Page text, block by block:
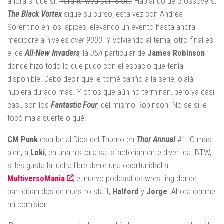
The Black Vortexsigue su curso, esta vez con Andrea
Sorentino en los lápices, elevando un evento hasta ahora
mediocre a niveles over 9000 . Y volviendo al tema, otro final es
el de All-New Invaders, la JSA particular de James Robinson
donde hizo todo lo que pudo con el espacio que tenía
disponible. Debo decir que le tomé cariño a la serie, ojalá
hubiera durado más. Y otros que aún no terminan, pero ya casi
casi, son los Fantastic Four, del mismo Robinson. No sé si le
tocó mala suerte o qué.
CM Punk escribe al Dios del Trueno en Thor Annual#1. O más
bien, a Loki, en una historia satisfactoriamente divertida. BTW,
si les gusta la lucha libre denle una oportunidad a
MultiversoMania
, el nuevo podcast de wrestling donde
participan dos de nuestro staff, Halford y Jorge . Ahora denme
mi comisión.